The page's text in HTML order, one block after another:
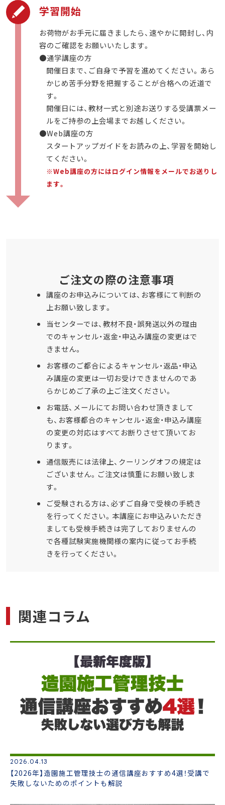
学習開始
お荷物がお手元に届きましたら、速やかに開封し、内
容のご確認をお願いいたします。
●通学講座の方
開催日まで、ご自身で予習を進めてください。あら
かじめ苦手分野を把握することが合格への近道で
す。
開催日には、教材一式と別途お送りする受講票メー
ルをご持参の上会場までお越しください。
●Web講座の方
スタートアップガイドをお読みの上、学習を開始し
てください。
※Web講座の方にはログイン情報をメールでお送りし
ます。
ご注文の際の注意事項
講座のお申込みについては、お客様にて判断の
上お願い致します。
当センターでは、教材不良・誤発送以外の理由
でのキャンセル・返金・申込み講座の変更はで
きません。
お客様のご都合によるキャンセル・返品・申込
み講座の変更は一切お受けできませんのであ
らかじめご了承の上ご注文ください。
お電話、メールにてお問い合わせ頂きまして
も、お客様都合のキャンセル・返金・申込み講座
の変更の対応はすべてお断りさせて頂いてお
ります。
通信販売には法律上、クーリングオフの規定は
ございません。ご注文は慎重にお願い致しま
す。
ご受験される方は、必ずご自身で受検の手続き
を行ってください。本講座にお申込みいただき
ましても受検手続きは完了しておりませんの
で各種試験実施機関様の案内に従ってお手続
きを行ってください。
関連コラム
2026.04.13
【2026年】造園施工管理技士の通信講座おすすめ4選！受講で
失敗しないためのポイントも解説